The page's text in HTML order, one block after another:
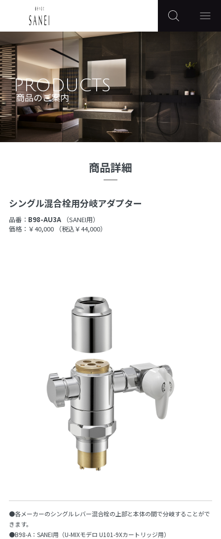
PRODUCTS
商品のご案内
商品詳細
シングル混合栓用分岐アダプター
品番： B98-AU3A
（SANEI用）
価格：￥40,000
（税込￥44,000）
●各メーカーのシングルレバー混合栓の上部と本体の間で分岐することがで
きます。
●B98-A：SANEI用（U-MIXモデロ U101-9Xカートリッジ用）